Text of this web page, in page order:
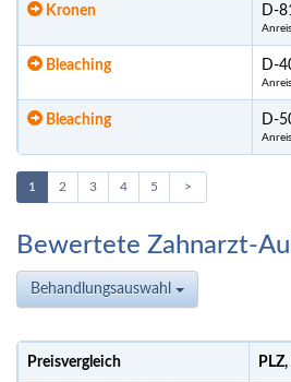
Kronen D-
Bleaching D-
Bleaching D-
1 2 3 4 5 >
Bewertete Zahnarzt-
Behandlungsauswahl
Preisvergleich